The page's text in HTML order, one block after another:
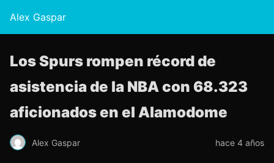
Alex Gaspar
Los Spurs rompen récord de
asistencia de la NBA con 68.323
aficionados en el Alamodome
Alex Gaspar hace 4 años